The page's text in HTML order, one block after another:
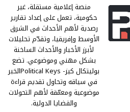
منصة إعلامية مستقلة، غير
حكومية، تعمل على إعداد تقارير
رصدية لأهم الأحداث في الشرق
الأوسط وإفريقيا، وتقدّم تحليلات
لأبرز الأخبار والأحداث الساخنة
بشكل مهني وموضوعي. تضع
بوليتكال كيز- Political Keysالخبر
في سياقه وتحاول تقديم قراءة
موضوعية ومعمّقة لأهم التحولات
والقضايا الدولية.